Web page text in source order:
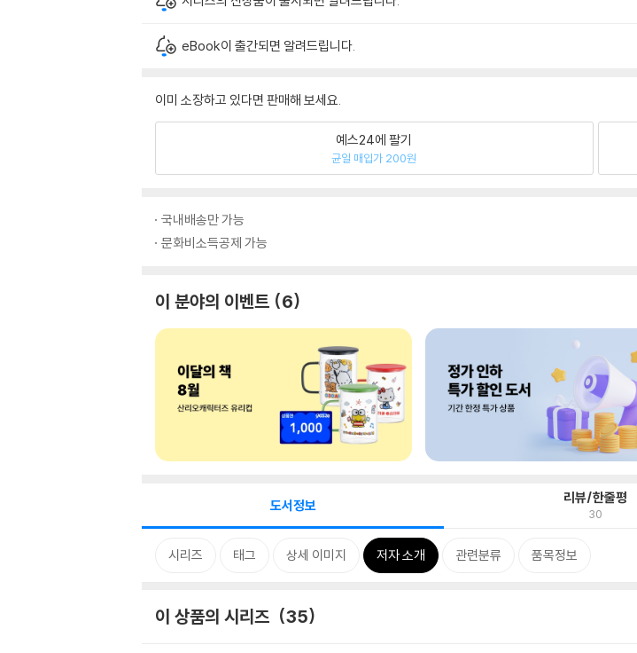
eBook이 출간되면 알려드립니다.
이미 소장하고 있다면 판매해 보세요.
예스24에 팔기
균일 매입가 200원
국내배송만 가능
문화비소득공제 가능
이 분야의 이벤트 6
도서정보 리뷰/한줄평
30
시리즈 태그 상세 이미지 저자 소개 관련분류 품목정보
이 상품의 시리즈 35